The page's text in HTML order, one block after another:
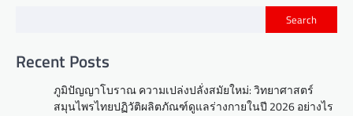
Search
Recent Posts
ภูมิปัญญาโบราณ ความเปล่งปลั่งสมัยใหม่: วิทยาศาสตร์
สมุนไพรไทยปฏิวัติผลิตภัณฑ์ดูแลร่างกายในปี 2026 อย่างไร